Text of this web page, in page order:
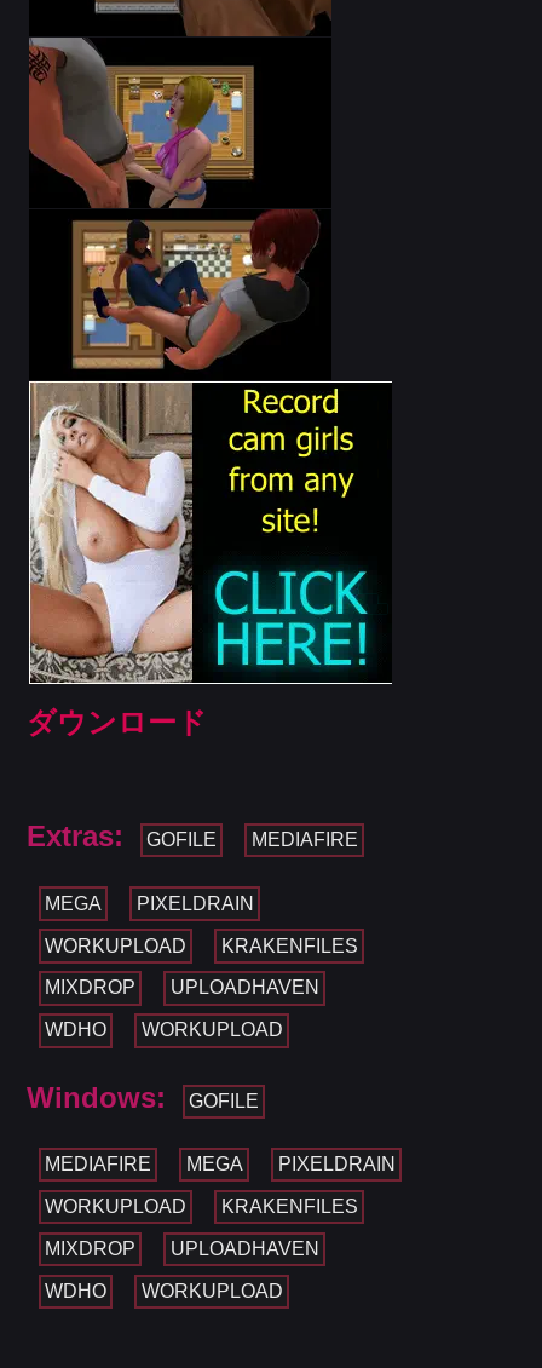
ダウンロード
Extras: GOFILE MEDIAFIRE
MEGA PIXELDRAIN
WORKUPLOAD KRAKENFILES
MIXDROP UPLOADHAVEN
WDHO WORKUPLOAD
Windows: GOFILE
MEDIAFIRE MEGA PIXELDRAIN
WORKUPLOAD KRAKENFILES
MIXDROP UPLOADHAVEN
WDHO WORKUPLOAD